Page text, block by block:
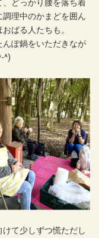
どっかり腰を落ち着
理中のかまどを囲ん
ばる人たちも。
ぽ鍋をいただきなが
^)
て少しずつ慌ただし